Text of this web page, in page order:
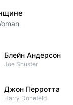
Блейн Андерсон
Joe Shuster
Джон Перротта
Harry Donefeld